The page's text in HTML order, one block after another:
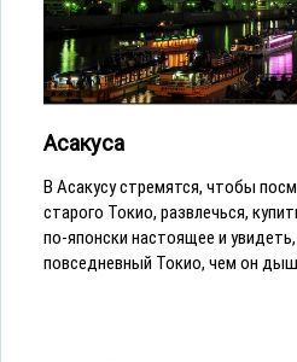
Асакуса
В Асакусу стремятся, чтобы
старого Токио, развлечься,
по-японски настоящее и
повседневный Токио, чем он